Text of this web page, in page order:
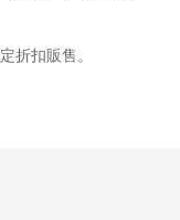
折扣販售。